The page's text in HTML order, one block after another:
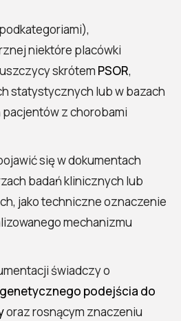
niektóre placówki
skrótem PSOR,
statystycznych lub w bazach
z chorobami
się w dokumentach
badań klinicznych lub
jako techniczne oznaczenie
mechanizmu
świadczy o
podejścia do
oraz rosnącym znaczeniu